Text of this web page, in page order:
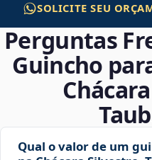
SOLICITE SEU
Perguntas
Guincho
Qual o valor de um